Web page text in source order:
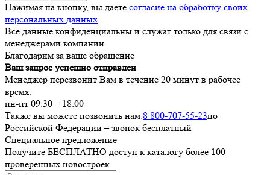
Нажимая на кнопку, вы даете согласие на обработку своих
персональных данных
Все данные конфиденциальны и служат только для связи с
менеджерами компании.
Благодарим за ваше обращение
Ваш запрос успешно отправлен
Менеджер перезвонит Вам в течение 20 минут в рабочее
время.
пн-пт 09:30 – 18:00
Также вы можете позвонить нам:8 800-707-55-23по
Российской Федерации – звонок бесплатный
Специальное предложение
Получите БЕСПЛАТНО доступ к каталогу более 100
проверенных новостроек